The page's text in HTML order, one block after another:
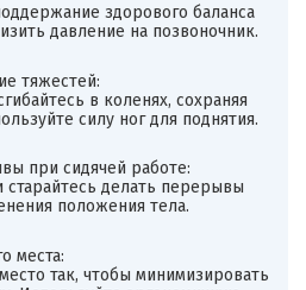
здорового баланса
давление на позвоночник.
тяжестей:
в коленях, сохраняя
силу ног для поднятия.
при сидячей работе:
делать перерывы
положения тела.
места:
так, чтобы минимизировать